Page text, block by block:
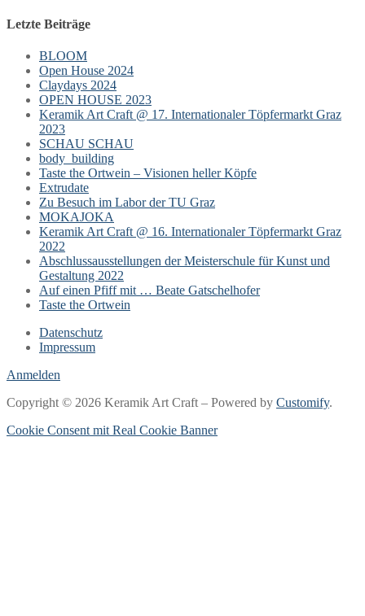
Letzte Beiträge
BLOOM
Open House 2024
Claydays 2024
OPEN HOUSE 2023
Keramik Art Craft @ 17. Internationaler Töpfermarkt Graz
2023
SCHAU SCHAU
body_building
Taste the Ortwein – Visionen heller Köpfe
Extrudate
Zu Besuch im Labor der TU Graz
MOKAJOKA
Keramik Art Craft @ 16. Internationaler Töpfermarkt Graz
2022
Abschlussausstellungen der Meisterschule für Kunst und
Gestaltung 2022
Auf einen Pfiff mit … Beate Gatschelhofer
Taste the Ortwein
Datenschutz
Impressum
Anmelden
Copyright © 2026 Keramik Art Craft – Powered by Customify.
Cookie Consent mit Real Cookie Banner